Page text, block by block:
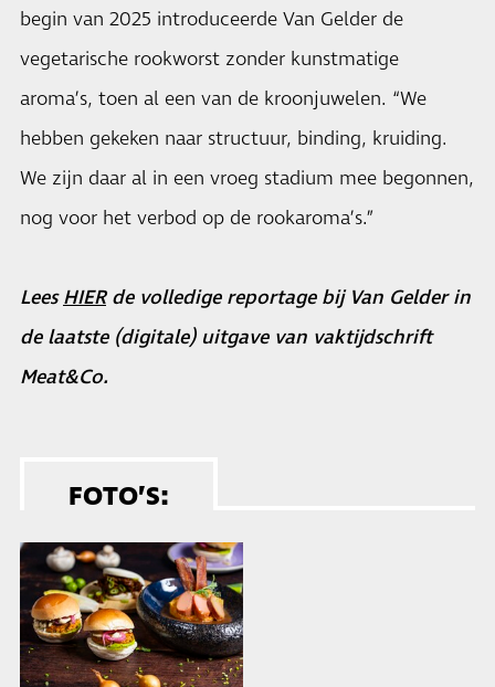
begin van 2025 introduceerde Van Gelder de
vegetarische rookworst zonder kunstmatige
aroma’s, toen al een van de kroonjuwelen. “We
hebben gekeken naar structuur, binding, kruiding.
We zijn daar al in een vroeg stadium mee begonnen,
nog voor het verbod op de rookaroma’s.”
LeesHIERde volledige reportage bij Van Gelder in
de laatste (digitale) uitgave van vaktijdschrift
Meat&Co.
FOTO’S: